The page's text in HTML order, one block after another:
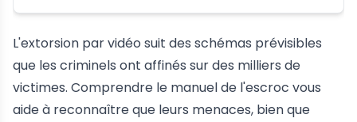
L'extorsion par vidéo suit des schémas prévisibles
que les criminels ont affinés sur des milliers de
victimes. Comprendre le manuel de l'escroc vous
aide à reconnaître que leurs menaces, bien que